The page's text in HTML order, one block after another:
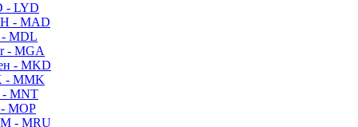
- LYD
- MAD
MDL
- MGA
- MKD
- MMK
MNT
MOP
- MRU